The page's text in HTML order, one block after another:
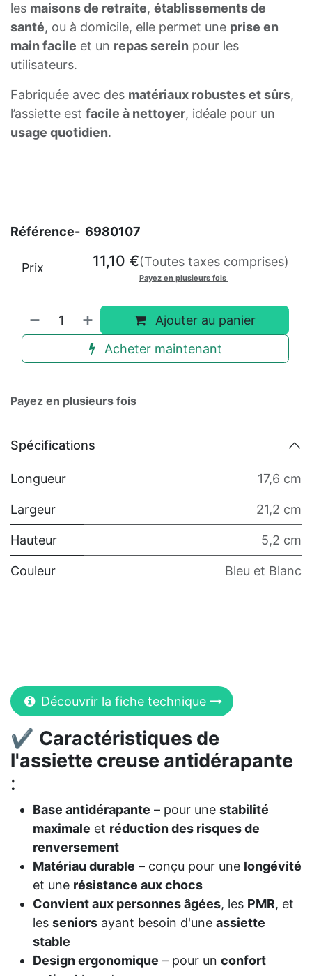
les maisons de retraite, établissements de
santé, ou à domicile, elle permet une prise en
main facile et un repas serein pour les
utilisateurs.
Fabriquée avec des matériaux robustes et sûrs,
l’assiette est facile à nettoyer, idéale pour un
usage quotidien.
Référence- 6980107
Ajouter au panier
Acheter maintenant
Prix 11,10 €(Toutes taxes comprises)
Payez en plusieurs fois
Payez en plusieurs fois
Spécifications
Longueur 17,6 cm
Largeur 21,2 cm
Hauteur 5,2 cm
Couleur Bleu et Blanc
Découvrir la fiche technique
✔ Caractéristiques de
l'assiette creuse antidérapante
:
Base antidérapante – pour une stabilité
maximale et réduction des risques de
renversement
Matériau durable – conçu pour une longévité
et une résistance aux chocs
Convient aux personnes âgées, les PMR, et
les seniors ayant besoin d'une assiette
stable
Design ergonomique – pour un confort